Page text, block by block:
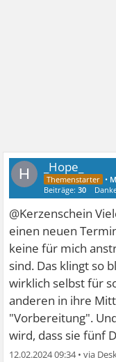
H _Hope_
•
Beiträge:30
@Kerzenschein
einen neuen
keine für mich
sind. Das klingt so
wirklich selbst für
anderen in ihre
"Vorbereitung".
wird, dass sie fünf
12.02.2024 09:34•